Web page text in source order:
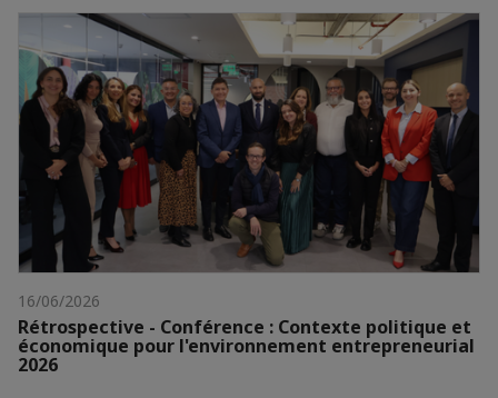
16/06/2026
Rétrospective - Conférence : Contexte politique et
économique pour l'environnement entrepreneurial
2026